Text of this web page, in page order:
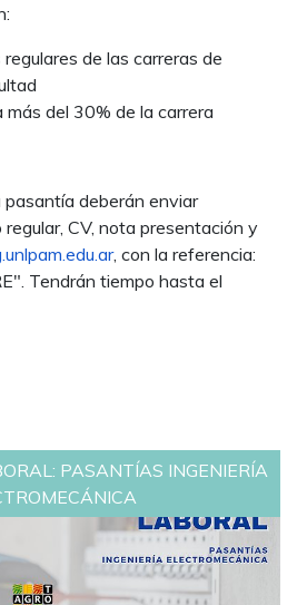
de las carreras de
más del 30% de la carrera
deberán enviar
CV, nota presentación y
, con la referencia:
Tendrán tiempo hasta el
PASANTÍAS INGENIERÍA